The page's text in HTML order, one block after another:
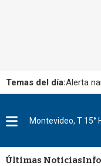
Temas del día:Alerta
u
Montevideo, T 15°
Últimas Noticias